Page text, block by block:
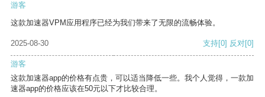
游客
这款加速器VPM应用程序已经为我们带来了无限的流畅体验。
2025-08-30 支持[0] 反对[0]
游客
这款加速器app的价格有点贵，可以适当降低一些。我个人觉得，一款加
速器app的价格应该在50元以下才比较合理。